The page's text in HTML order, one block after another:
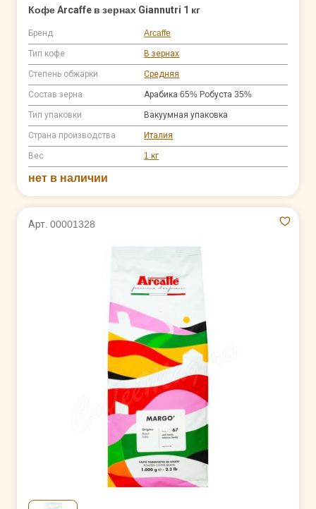
Кофе Arcaffe в зернах Giannutri 1 кг
Бренд Arcaffe
Тип кофе В зернах
Степень обжарки Средняя
Состав зерна Арабика 65% Робуста 35%
Тип упаковки Вакуумная упаковка
Страна производства Италия
Вес 1 кг
нет в наличии
Арт. 00001328